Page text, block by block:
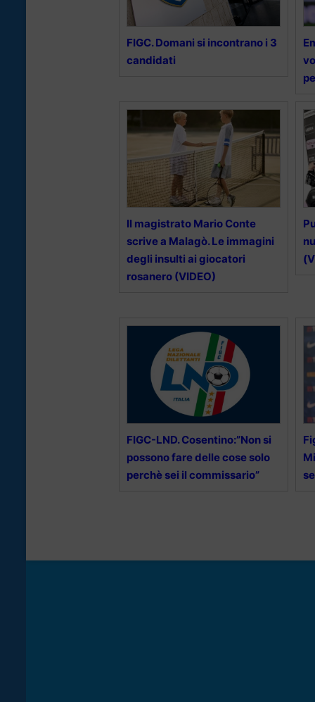
FIGC. Domani si incontrano i 3
candidati
Il magistrato Mario Conte
scrive a Malagò. Le immagini
degli insulti ai giocatori
rosanero (VIDEO)
FIGC-LND. Cosentino:”Non si
possono fare delle cose solo
perchè sei il commissario”